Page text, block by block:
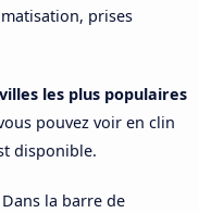
prises
les plus populaires
pouvez voir en clin
disponible.
la barre de